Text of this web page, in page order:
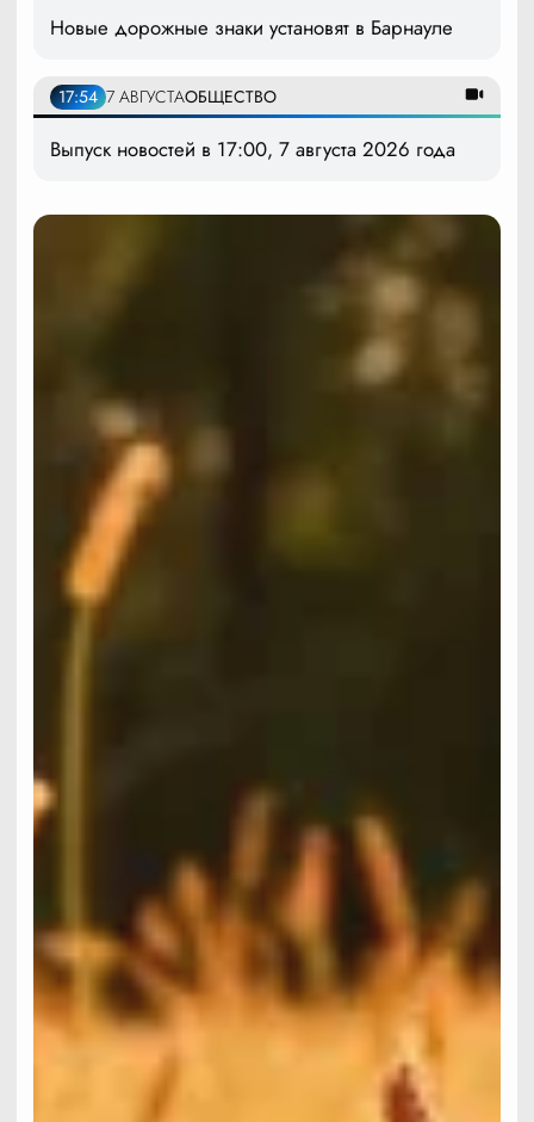
Новые дорожные знаки установят в Барнауле
17:54 7 АВГУСТАОБЩЕСТВО
Выпуск новостей в 17:00, 7 августа 2026 года